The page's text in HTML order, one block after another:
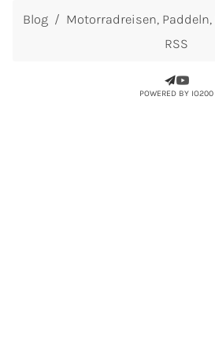
Blog Motorradreisen Paddeln
RSS
POWERED BY IO200